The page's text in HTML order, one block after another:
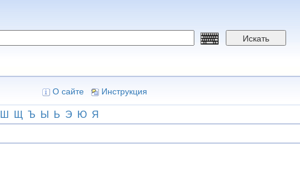
Искать
О сайте Инструкция
Ш Щ Ъ Ы Ь Э Ю Я